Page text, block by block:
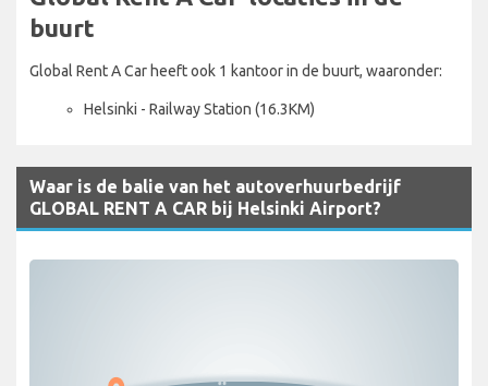
buurt
Global Rent A Car heeft ook 1 kantoor in de buurt, waaronder:
Helsinki - Railway Station (16.3KM)
Waar is de balie van het autoverhuurbedrijf
GLOBAL RENT A CAR bij Helsinki Airport?